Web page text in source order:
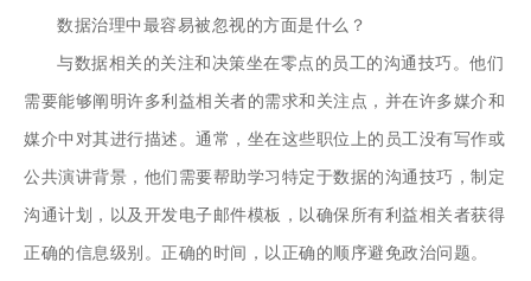
数据治理中最容易被忽视的方面是什么？
与数据相关的关注和决策坐在零点的员工的沟通技巧。他们
需要能够阐明许多利益相关者的需求和关注点，并在许多媒介和
媒介中对其进行描述。通常，坐在这些职位上的员工没有写作或
公共演讲背景，他们需要帮助学习特定于数据的沟通技巧，制定
沟通计划，以及开发电子邮件模板，以确保所有利益相关者获得
正确的信息级别。正确的时间，以正确的顺序避免政治问题。